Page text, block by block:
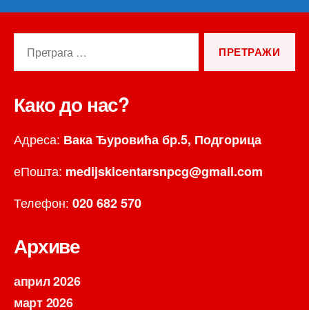
Како до нас?
Адреса: Вака Ђуровића бр.5, Подгорица
еПошта: medijskicentarsnpcg@gmail.com
Телефон: 020 682 570
Архиве
април 2026
март 2026